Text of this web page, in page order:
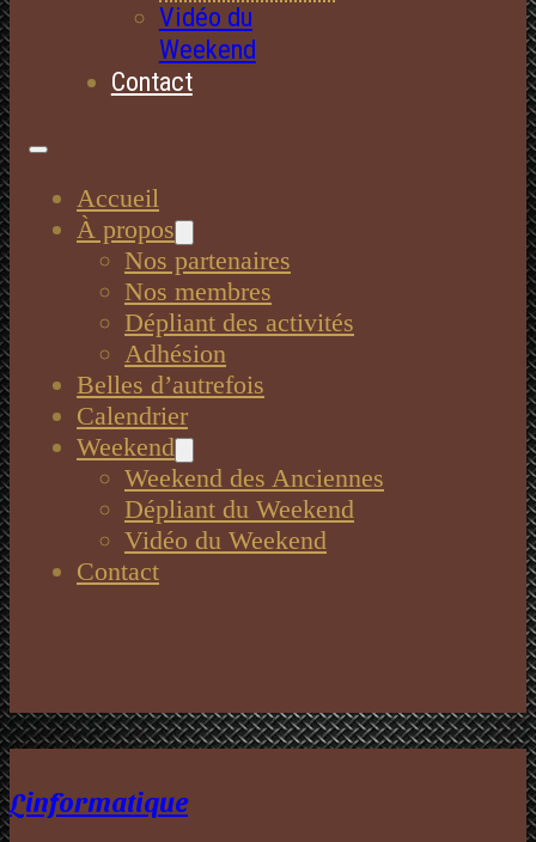
Vidéo du
Weekend
Contact
Accueil
À propos
Nos partenaires
Nos membres
Dépliant des activités
Adhésion
Belles d’autrefois
Calendrier
Weekend
Weekend des Anciennes
Dépliant du Weekend
Vidéo du Weekend
Contact
Linformatique